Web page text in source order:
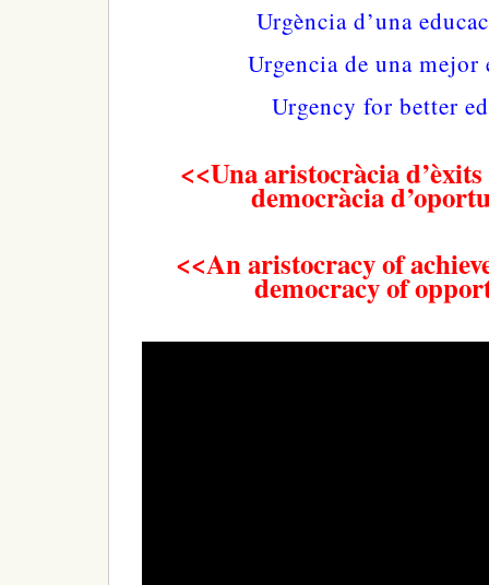
Urgència d’una
Urgencia de una mejor
Urgency for better
<<Una aristocràcia
democràcia
<<An aristocracy of
democracy of